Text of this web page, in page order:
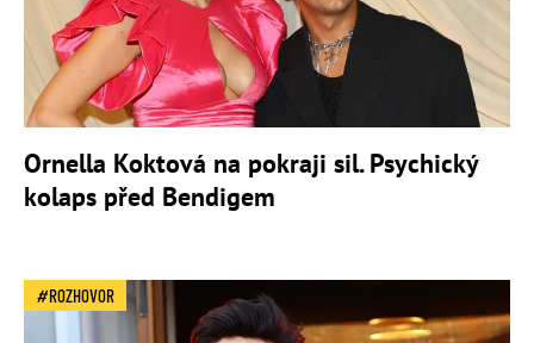
Ornella Koktová na pokraji sil. Psychický
kolaps před Bendigem
ROZHOVOR